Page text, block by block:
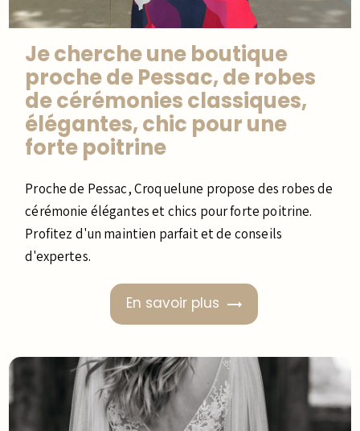
Je cherche une boutique
proche de Pessac, de robes
de cérémonies classiques,
élégantes, chic pour une
forte poitrine
Proche de Pessac, Croquelune propose des robes de
cérémonie élégantes et chics pour forte poitrine.
Profitez d'un maintien parfait et de conseils
d'expertes.
En savoir plus